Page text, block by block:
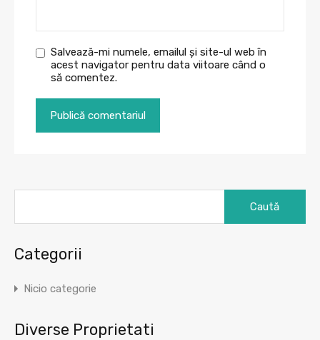
Salvează-mi numele, emailul și site-ul web în
acest navigator pentru data viitoare când o
să comentez.
Categorii
Nicio categorie
Diverse Proprietati